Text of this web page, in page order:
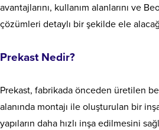
avantajlarını, kullanım alanlarını ve
çözümleri detaylı bir şekilde ele
Prekast Nedir?
Prekast, fabrikada önceden üretilen
alanında montajı ile oluşturulan bir
yapıların daha hızlı inşa edilmesini